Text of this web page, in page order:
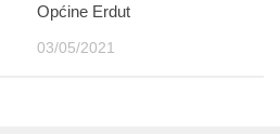
Općine Erdut
03/05/2021